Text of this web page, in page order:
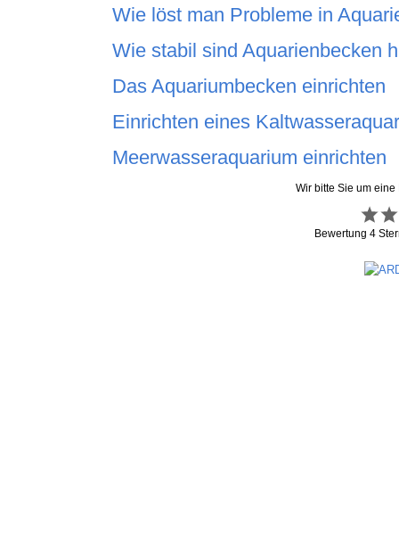
Wie löst man Probleme in
Wie stabil sind Aquarienbecken
Das Aquariumbecken einrichten
Einrichten eines
Meerwasseraquarium einrichten
Wir bitte Sie um
Bewertung 4